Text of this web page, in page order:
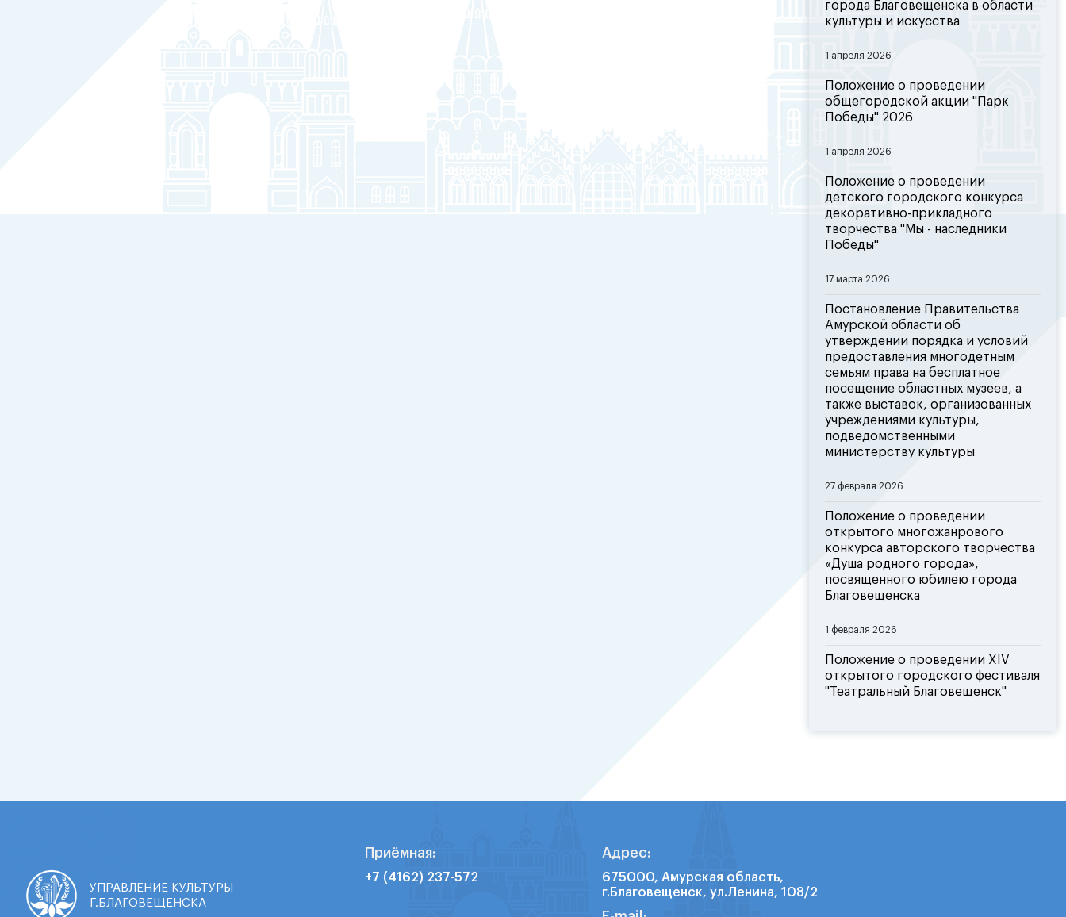
города Благовещенска в области
культуры и искусства
1 апреля 2026
Положение о проведении
общегородской акции "Парк
Победы" 2026
1 апреля 2026
Положение о проведении
детского городского конкурса
декоративно-прикладного
творчества "Мы - наследники
Победы"
17 марта 2026
Постановление Правительства
Амурской области об
утверждении порядка и условий
предоставления многодетным
семьям права на бесплатное
посещение областных музеев, а
также выставок, организованных
учреждениями культуры,
подведомственными
министерству культуры
27 февраля 2026
Положение о проведении
открытого многожанрового
конкурса авторского творчества
«Душа родного города»,
посвященного юбилею города
Благовещенска
1 февраля 2026
Положение о проведении XIV
открытого городского фестиваля
"Театральный Благовещенск"
УПРАВЛЕНИЕ КУЛЬТУРЫ
Г.БЛАГОВЕЩЕНСКА
Приёмная:
+7 (4162) 237-572
Адрес:
675000, Амурская область,
г.Благовещенск, ул.Ленина, 108/2